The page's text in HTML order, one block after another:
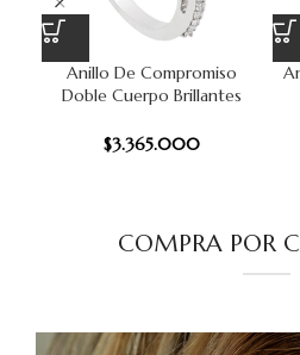
Anillo De Compromiso
Doble Cuerpo Brillantes
$3.365.000
COMPRA POR